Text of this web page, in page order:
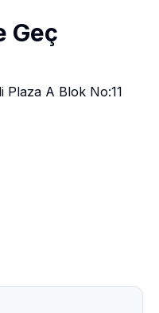
Geç
Plaza A Blok No:11